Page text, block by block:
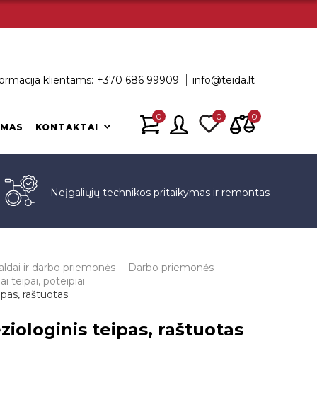
klientams: +370 686 99909 info@teida.lt
KONTAKTAI
0 0 0
Neįgaliųjų technikos pritaikymas ir remontas
ir darbo priemonės
Darbo priemonės
teipai, poteipiai
raštuotas
teipas, raštuotas